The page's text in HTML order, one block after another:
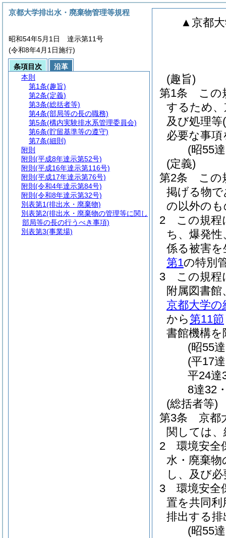
▲京都大
(趣旨)
第1条
この
するため
及び処理等
必要な事
(昭55
(定義)
第2条
この
掲げる物
の以外の
2
この規程
ち、爆発
係る被害
第1の特別
3
この規程
附属図書
京都大学
から第11節
書館機構を
(昭55
(平17
平24達
8達32
(総括者等)
第3条
京都
関しては
2
環境安全
水・廃棄
し、及び
3
環境安全
置を共同
排出する
(昭55
京都大学排出水・廃棄物管理等規程
昭和54年5月1日 達示第11号
(令和8年4月1日施行)
条項目次
沿革
本則
第1条(趣旨)
第2条(定義)
第3条(総括者等)
第4条(部局等の長の職務)
第5条(構内実験排水系管理委員会)
第6条(貯留基準等の遵守)
第7条(細則)
附則
附則 (平成8年達示第52号)
附則 (平成16年達示第116号)
附則 (平成17年達示第76号)
附則 (令和4年達示第84号)
附則 (令和8年達示第32号)
別表第1(排出水・廃棄物)
別表第2(排出水・廃棄物の管理等に関し
部局等の長の行うべき事項)
別表第3(事業場)